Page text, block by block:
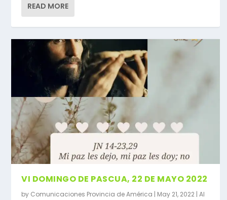
READ MORE
VI DOMINGO DE PASCUA, 22 DE MAYO 2022
by Comunicaciones Provincia de América | May 21, 2022 |Al